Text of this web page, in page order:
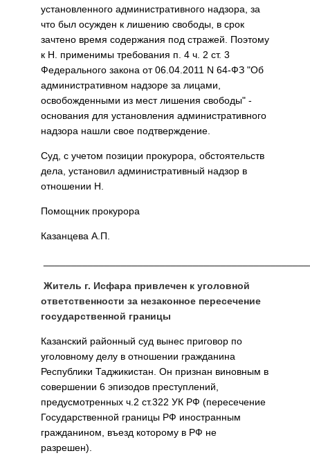
установленного административного надзора, за
что был осужден к лишению свободы, в срок
зачтено время содержания под стражей. Поэтому
к Н. применимы требования п. 4 ч. 2 ст. 3
Федерального закона от 06.04.2011 N 64-ФЗ "Об
административном надзоре за лицами,
освобожденными из мест лишения свободы" -
основания для установления административного
надзора нашли свое подтверждение.
Суд, с учетом позиции прокурора, обстоятельств
дела, установил административный надзор в
отношении Н.
Помощник прокурора
Казанцева А.П.
Житель г. Исфара привлечен к уголовной
ответственности за незаконное пересечение
государственной границы
Казанский районный суд вынес приговор по
уголовному делу в отношении гражданина
Республики Таджикистан. Он признан виновным в
совершении 6 эпизодов преступлений,
предусмотренных ч.2 ст.322 УК РФ (пересечение
Государственной границы РФ иностранным
гражданином, въезд которому в РФ не
разрешен).